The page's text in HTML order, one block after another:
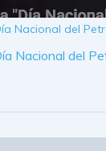
Nacional del